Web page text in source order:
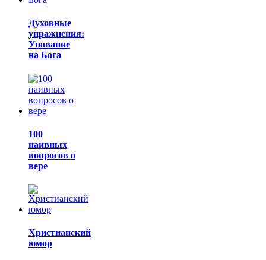
Духовные
упражнения:
Упование
на Бога
100
наивных
вопросов о
вере
Христианский
юмор